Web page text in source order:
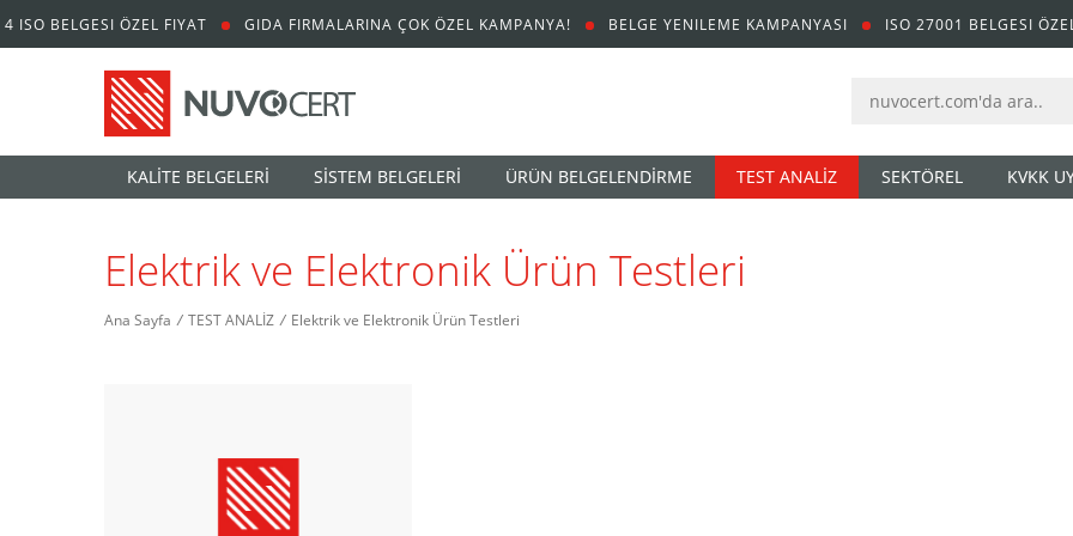
4 ISO BELGESI ÖZEL FIYAT GIDA FIRMALARINA ÇOK ÖZEL KAMPANYA! BELGE YENILEME KAMPANYASI ISO 27001 BELGESI
KALİTE BELGELERİ SİSTEM BELGELERİ ÜRÜN BELGELENDİRME TEST ANALİZ SEKTÖREL KVKK
Elektrik ve Elektronik Ürün Testleri
Ana Sayfa / TEST ANALİZ / Elektrik ve Elektronik Ürün Testleri